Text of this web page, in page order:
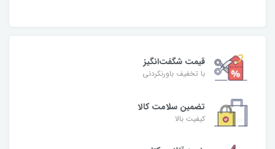
قیمت شگفت‌انگیز
با تخفیف باورنکردنی
تضمین سلامت کالا
کیفیت بالا